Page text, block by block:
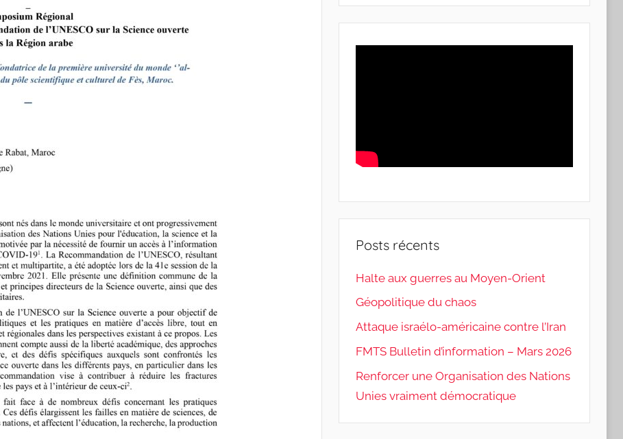
Posts récents
Halte aux guerres au Moyen-Orient
Géopolitique du chaos
Attaque israélo-américaine contre l’Iran
FMTS Bulletin d’information – Mars 2026
Renforcer une Organisation des Nations
Unies vraiment démocratique